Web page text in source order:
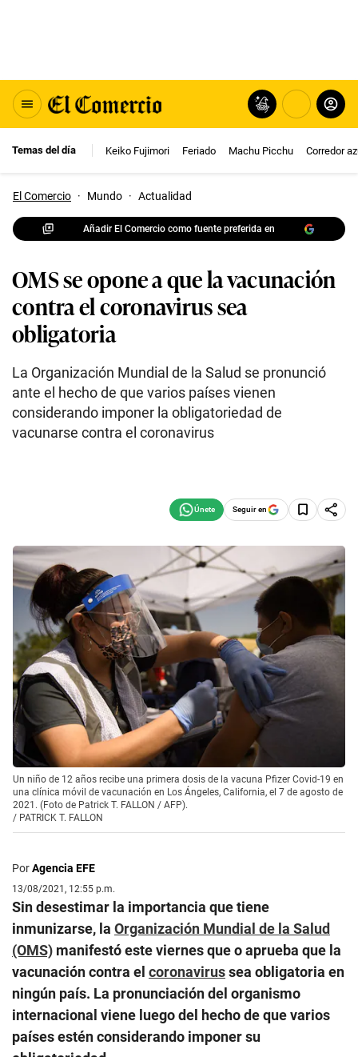
Temas del día Keiko Fujimori Feriado Machu Picchu Corredor
El Comercio · Mundo · Actualidad
Añadir El Comercio como fuente preferida en
OMS se opone a que la vacunación
contra el coronavirus sea
obligatoria
La Organización Mundial de la Salud se pronunció
ante el hecho de que varios países vienen
considerando imponer la obligatoriedad de
vacunarse contra el coronavirus
Seguir en
Un niño de 12 años recibe una primera dosis de la vacuna Pfizer Covid-19 en
una clínica móvil de vacunación en Los Ángeles, California, el 7 de agosto de
2021. (Foto de Patrick T. FALLON / AFP).
/ PATRICK T. FALLON
PorAgencia EFE
13/08/2021, 12:55 p.m.
Sin desestimar la importancia que tiene
inmunizarse, la Organización Mundial de la Salud
(OMS) manifestó este viernes que o aprueba que la
vacunación contra el coronavirussea obligatoria en
ningún país. La pronunciación del organismo
internacional viene luego del hecho de que varios
países estén considerando imponer su